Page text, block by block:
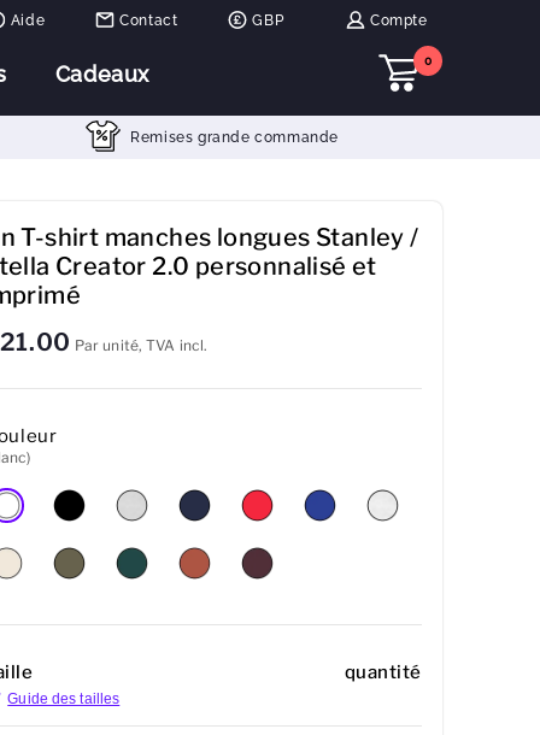
Aide Contact GBP Compte
Cadeaux
0
Remises grande commande
T-shirt manches longues Stanley /
Creator 2.0 personnalisé et
Par unité, TVA incl.
quantité
Guide des tailles